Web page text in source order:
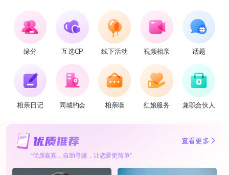
缘分 互选CP 线下活动 视频相亲 话题
相亲日记 同城约会 相亲墙 红娘服务 兼职合伙人
查看更多
“优质嘉宾，自助寻缘，让恋爱更简单”